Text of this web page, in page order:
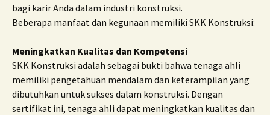
bagi karir Anda dalam industri konstruksi.
Beberapa manfaat dan kegunaan memiliki SKK Konstruksi:
Meningkatkan Kualitas dan Kompetensi
SKK Konstruksi adalah sebagai bukti bahwa tenaga ahli
memiliki pengetahuan mendalam dan keterampilan yang
dibutuhkan untuk sukses dalam konstruksi. Dengan
sertifikat ini, tenaga ahli dapat meningkatkan kualitas dan